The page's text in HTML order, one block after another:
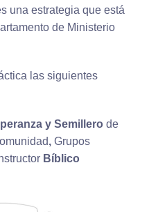
una estrategia que está
de Ministerio
las siguientes
y Semillero de
, Grupos
Bíblico